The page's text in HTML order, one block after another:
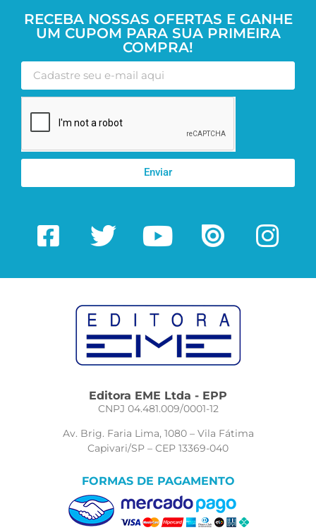
RECEBA NOSSAS OFERTAS E GANHE
UM CUPOM PARA SUA PRIMEIRA
COMPRA!
Enviar
Editora EME Ltda - EPP
CNPJ 04.481.009/0001-12
Av. Brig. Faria Lima, 1080 – Vila Fátima
Capivari/SP – CEP 13369-040
FORMAS DE PAGAMENTO